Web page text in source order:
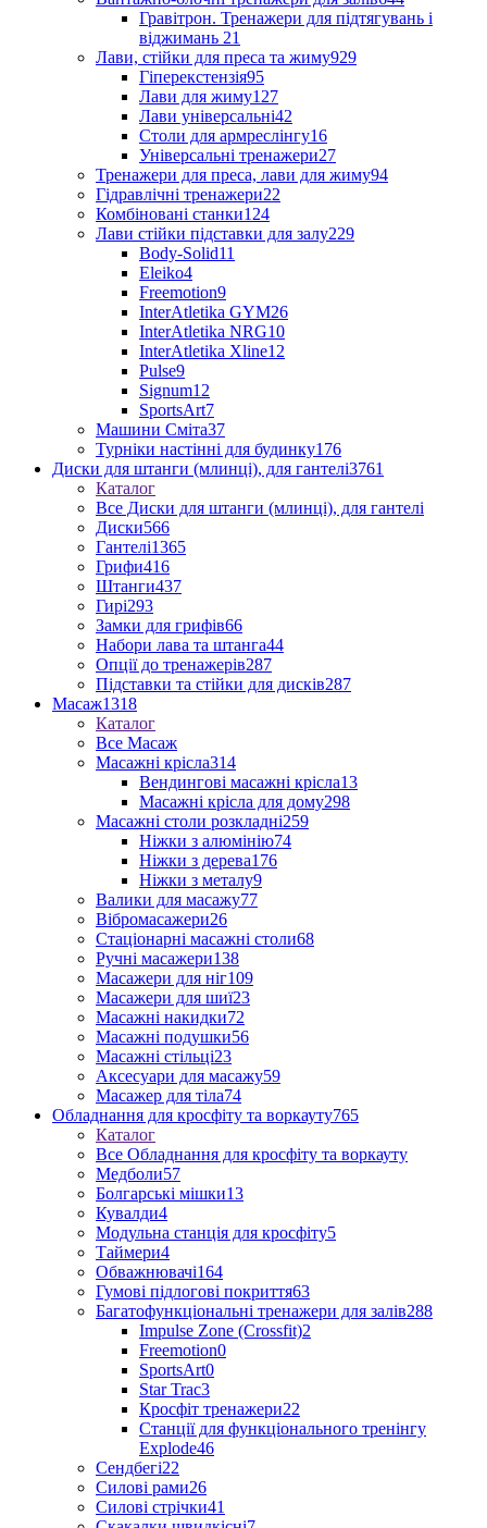
Гравітрон. Тренажери для підтягувань і
віджимань 21
Лави, стійки для преса та жиму929
Гіперекстензія95
Лави для жиму127
Лави універсальні42
Столи для армреслінгу16
Універсальні тренажери27
Тренажери для преса, лави для жиму94
Гідравлічні тренажери22
Комбіновані станки124
Лави стійки підставки для залу229
Body-Solid11
Eleiko4
Freemotion9
InterAtletika GYM26
InterAtletika NRG10
InterAtletika Xline12
Pulse9
Signum12
SportsArt7
Машини Сміта37
Турніки настінні для будинку176
Диски для штанги (млинці), для гантелі3761
Каталог
Все Диски для штанги (млинці), для гантелі
Диски566
Гантелі1365
Грифи416
Штанги437
Гирі293
Замки для грифів66
Набори лава та штанга44
Опції до тренажерів287
Підставки та стійки для дисків287
Масаж1318
Каталог
Все Масаж
Масажні крісла314
Вендингові масажні крісла13
Масажні крісла для дому298
Масажні столи розкладні259
Ніжки з алюмінію74
Ніжки з дерева176
Ніжки з металу9
Валики для масажу77
Вібромасажери26
Стаціонарні масажні столи68
Ручні масажери138
Масажери для ніг109
Масажери для шиї23
Масажні накидки72
Масажні подушки56
Масажні стільці23
Аксесуари для масажу59
Масажер для тіла74
Обладнання для кросфіту та воркауту765
Каталог
Все Обладнання для кросфіту та воркауту
Медболи57
Болгарські мішки13
Кувалди4
Модульна станція для кросфіту5
Таймери4
Обважнювачі164
Гумові підлогові покриття63
Багатофункціональні тренажери для залів288
Impulse Zone (Crossfit)2
Freemotion0
SportsArt0
Star Trac3
Кросфіт тренажери22
Станції для функціонального тренінгу
Explode46
Сендбегі22
Силові рами26
Силові стрічки41